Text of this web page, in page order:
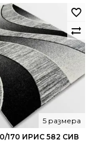
170 ИРИС 582 СИВ
5 размера